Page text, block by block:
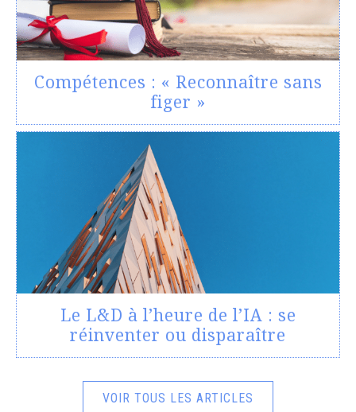
Compétences : « Reconnaître sans
figer »
Le L&D à l’heure de l’IA : se
réinventer ou disparaître
VOIR TOUS LES ARTICLES